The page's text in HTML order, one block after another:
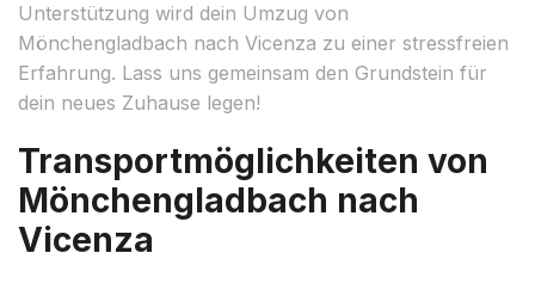
Unterstützung wird dein Umzug von
Mönchengladbach nach Vicenza zu einer stressfreien
Erfahrung. Lass uns gemeinsam den Grundstein für
dein neues Zuhause legen!
Transportmöglichkeiten von
Mönchengladbach nach
Vicenza